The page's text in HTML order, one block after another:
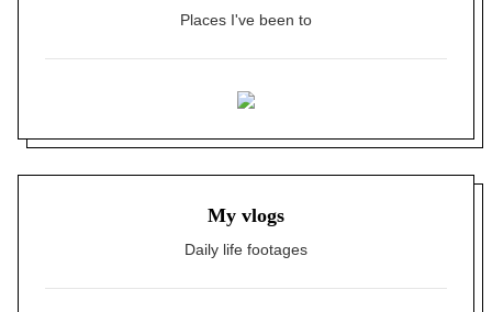
Places I've been to
My vlogs
Daily life footages